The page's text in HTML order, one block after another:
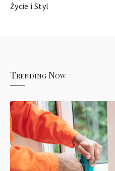
Życie i Styl
Trending Now